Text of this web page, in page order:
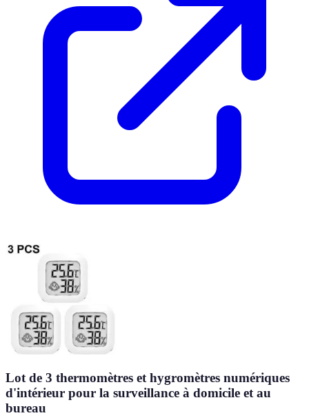
Lot de 3 thermomètres et hygromètres numériques
d'intérieur pour la surveillance à domicile et au
bureau